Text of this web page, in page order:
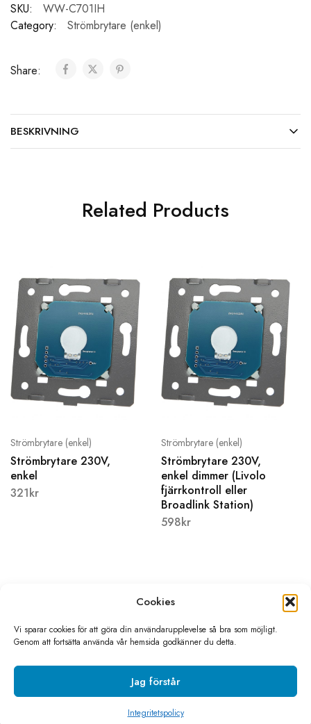
Cookies
Vi sparar cookies för att göra din användarupplevelse så bra som möjligt.
Genom att fortsätta använda vår hemsida godkänner du detta.
Jag förstår
Integritetspolicy
SKU:
WW-C701IH
Category:
Strömbrytare (enkel)
Share:
BESKRIVNING
Related Products
Strömbrytare (enkel)
Strömbrytare 230V,
enkel
321kr
Strömbrytare (enkel)
Strömbrytare 230V,
enkel dimmer (Livolo
fjärrkontroll eller
Broadlink Station)
598kr
©2026 Livolo Sverige All rights reserved
Skapad avSino media
Integritetspolicy
Köpvillkor